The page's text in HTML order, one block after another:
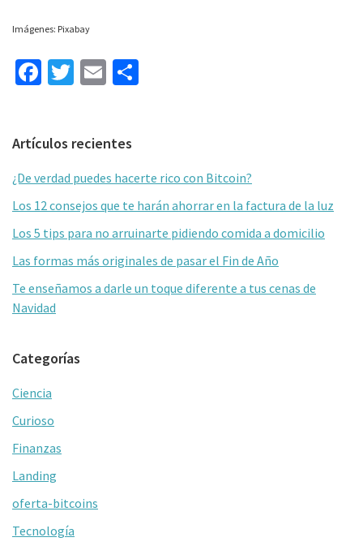
Imágenes: Pixabay
Fa
o
o
k
T
er
E
l
ar
tir
Barra
lateral
primaria
Artículos recientes
¿De verdad puedes hacerte rico con Bitcoin?
Los 12 consejos que te harán ahorrar en la factura de la luz
Los 5 tips para no arruinarte pidiendo comida a domicilio
Las formas más originales de pasar el Fin de Año
Te enseñamos a darle un toque diferente a tus cenas de
Navidad
Categorías
Ciencia
Curioso
Finanzas
Landing
oferta-bitcoins
Tecnología